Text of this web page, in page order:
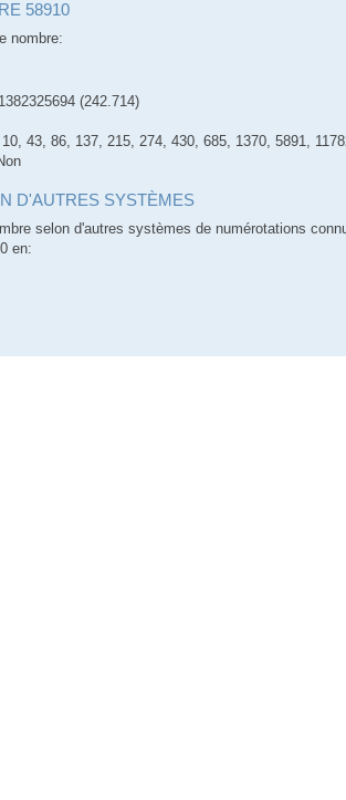
58910
nombre:
(242.714)
43, 86, 137, 215, 274, 430, 685, 1370, 5891,
D'AUTRES SYSTÈMES
selon d'autres systèmes de numérotations
en: